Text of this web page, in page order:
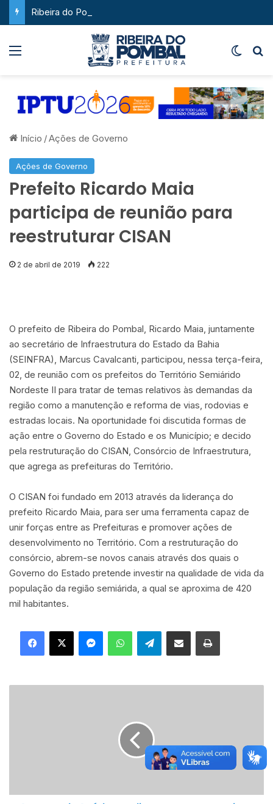
Menu
Início /Ações de Governo
Ações de Governo
Prefeito Ricardo Maia
participa de reunião para
reestruturar CISAN
2 de abril de 2019 222
O prefeito de Ribeira do Pombal, Ricardo Maia, juntamente
ao secretário de Infraestrutura do Estado da Bahia
(SEINFRA), Marcus Cavalcanti, participou, nessa terça-feira,
02, de reunião com os prefeitos do Território Semiárido
Nordeste II para tratar de temas relativos às demandas da
região como a manutenção e reforma de vias, rodovias e
estradas locais. Na oportunidade foi discutida formas de
ação entre o Governo do Estado e os Município; e decido
pela restruturação do CISAN, Consórcio de Infraestrutura,
que agrega as prefeituras do Território.
O CISAN foi fundado em 2013 através da liderança do
prefeito Ricardo Maia, para ser uma ferramenta capaz de
unir forças entre as Prefeituras e promover ações de
desenvolvimento no Território. Com a restruturação do
consórcio, abrem-se novos canais através dos quais o
Governo do Estado pretende investir na qualidade de vida da
população da região semiárida, a qual se aproxima de 420
mil habitantes.
Facebook
X MessengerWhatsAppTelegram
Compartilhar via e-mail Imprimir
oferecidos